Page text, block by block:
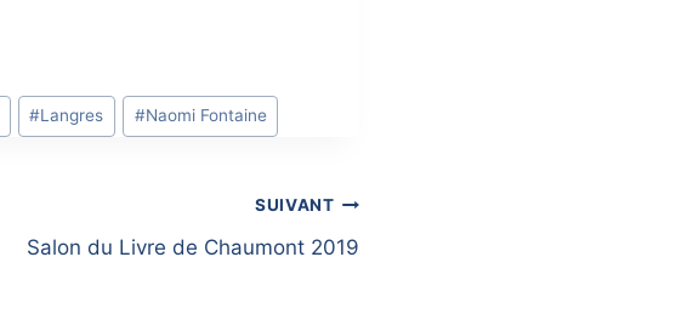
#Langres #Naomi Fontaine
SUIVANT
Salon du Livre de Chaumont 2019